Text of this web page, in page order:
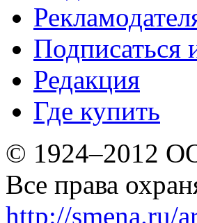
Подписаться
Редакция
Где купить
© 1924–2012
Все права
http://smena.ru/